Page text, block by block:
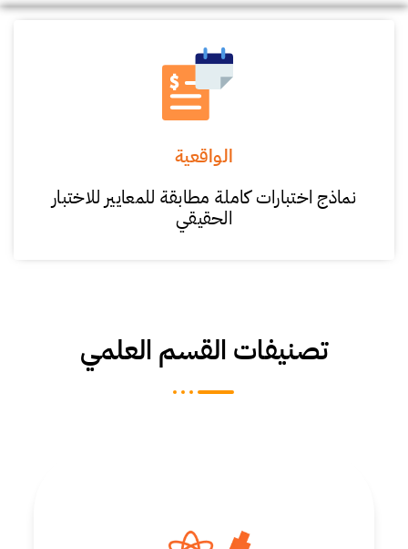
الواقعية
نماذج اختبارات كاملة مطابقة للمعايير للاختبار
الحقيقي
تصنيفات القسم العلمي